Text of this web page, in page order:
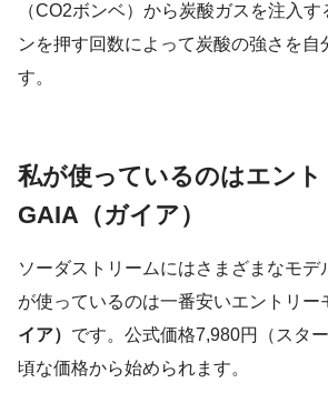
（CO2ボンベ）から炭酸ガスを注入
ンを押す回数によって炭酸の強さを自
す。
私が使っているのはエン
GAIA（ガイア）
ソーダストリームにはさまざまなモデ
が使っているのは一番安いエントリー
イア） です。公式価格7,980円（スタ
頃な価格から始められます。